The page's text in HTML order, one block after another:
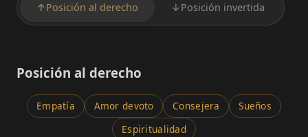
↑ Posición al derecho ↓ Posición invertida
Posición al derecho
Empatía Amor devoto Consejera
Sueños
Espiritualidad